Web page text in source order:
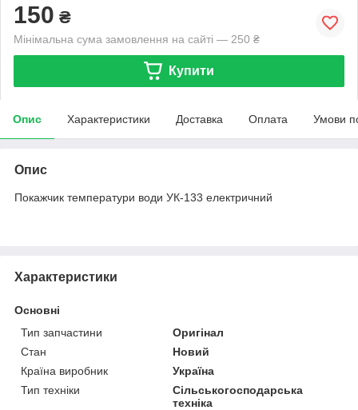
150 ₴
Мінімальна сума замовлення на сайті — 250 ₴
Купити
Опис Характеристики Доставка Оплата Умови
Опис
Покажчик температури води УК-133 електричний
Характеристики
Основні
Тип запчастини
Оригінал
Стан
Новий
Країна виробник
Україна
Тип техніки
Сільськогосподарська
техніка